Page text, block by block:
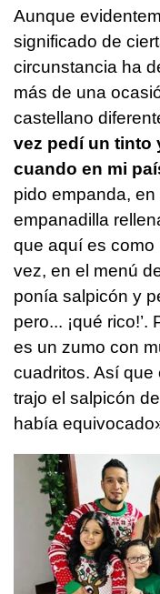
Aunque
significado de
circunstancia ha
más de una
castellano
vez pedí un tinto
cuando en mi
pido empanda,
empanadilla
que aquí es como
vez, en el menú
ponía salpicón y
pero... ¡qué
es un zumo con
cuadritos. Así que
trajo el salpicón
había